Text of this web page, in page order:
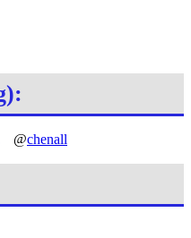
@chenall